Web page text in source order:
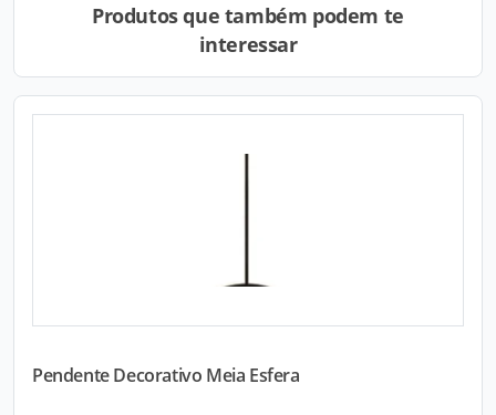
Produtos que também podem te
interessar
Pendente Decorativo Meia Esfera